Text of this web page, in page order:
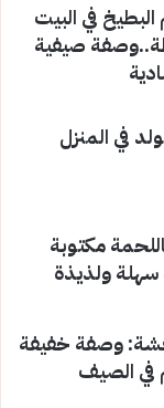
في البيت
صيفية
في المنزل
مكتوبة
ولذيذة
وصفة خفيفة
في الصيف